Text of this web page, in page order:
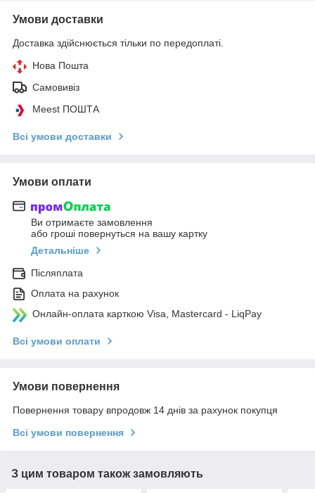
Умови доставки
Доставка здійснюється тільки по передоплаті.
Нова Пошта
Самовивіз
Meest ПОШТА
Всі умови доставки
Умови оплати
Ви отримаєте замовлення
або гроші повернуться на вашу картку
Детальніше
Післяплата
Оплата на рахунок
Онлайн-оплата карткою Visa, Mastercard - LiqPay
Всі умови оплати
Умови повернення
Повернення товару впродовж 14 днів за рахунок покупця
Всі умови повернення
З цим товаром також замовляють